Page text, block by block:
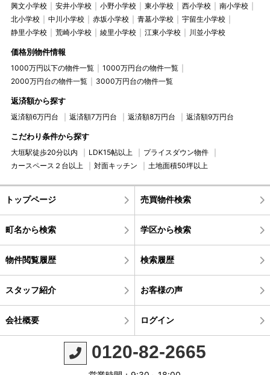
興文小学校 安井小学校 小野小学校 東小学校 西小学校
南小学校
北小学校
中川小学校 赤坂小学校 青墓小学校
宇留生小学校
静里小学校
荒崎小学校 綾里小学校 江東小学校 川並小学校
価格別物件情報
1000万円以下の物件一覧
1000万円台の物件一覧
2000万円台の物件一覧
3000万円台の物件一覧
返済額から探す
返済額6万円台 返済額7万円台 返済額8万円台 返済額9万円台
こだわり条件から探す
大垣駅徒歩20分以内 LDK15帖以上
プライスダウン物件
カースペース２台以上
対面キッチン 土地面積50坪以上
トップページ 売買物件検索
町名から検索 学区から検索
物件閲覧履歴 検索履歴
スタッフ紹介 お客様の声
会社概要 ログイン
0120-82-2665